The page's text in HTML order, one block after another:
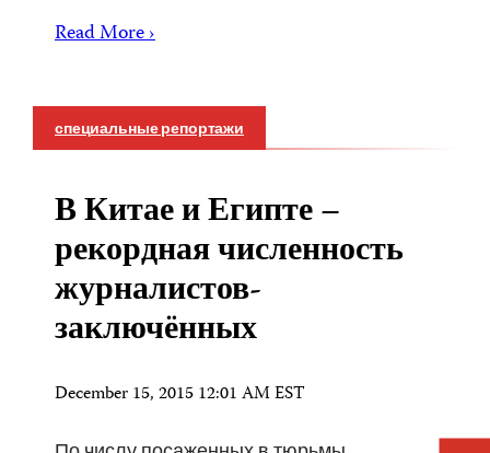
Read More ›
специальные репортажи
В Китае и Египте –
рекордная численность
журналистов-
заключённых
December 15, 2015 12:01 AM EST